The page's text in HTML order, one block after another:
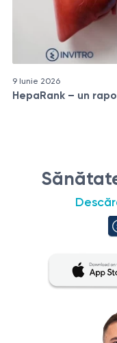
9 Iunie 2026
HepaRank – un